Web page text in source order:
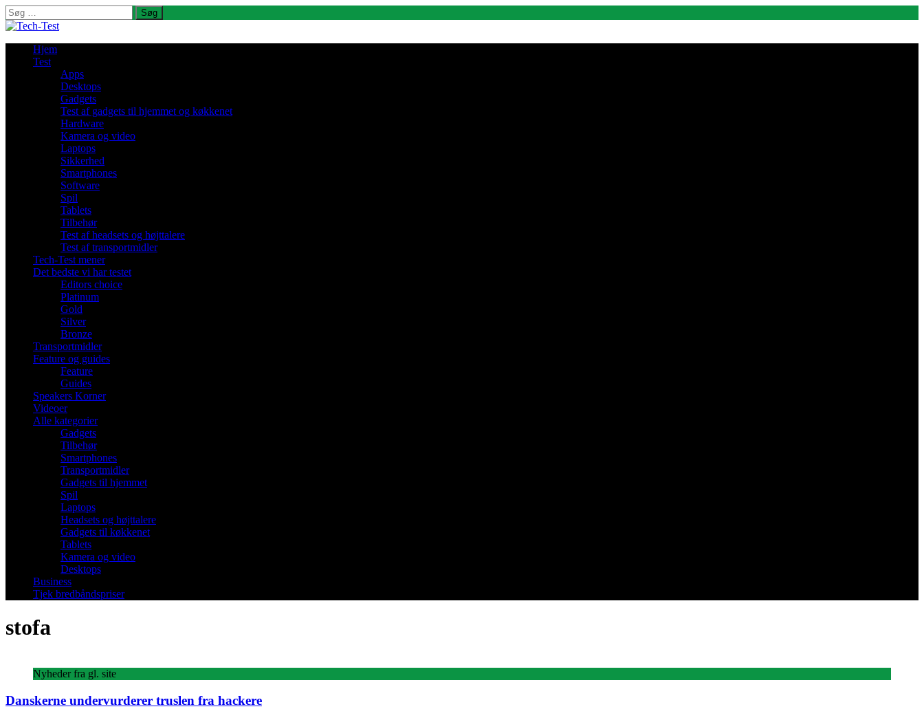
Søg
efter:
Hjem
Test
Apps
Desktops
Gadgets
Test af gadgets til hjemmet og køkkenet
Hardware
Kamera og video
Laptops
Sikkerhed
Smartphones
Software
Spil
Tablets
Tilbehør
Test af headsets og højttalere
Test af transportmidler
Tech-Test mener
Det bedste vi har testet
Editors choice
Platinum
Gold
Silver
Bronze
Transportmidler
Feature og guides
Feature
Guides
Speakers Korner
Videoer
Alle kategorier
Gadgets
Tilbehør
Smartphones
Transportmidler
Gadgets til hjemmet
Spil
Laptops
Headsets og højttalere
Gadgets til køkkenet
Tablets
Kamera og video
Desktops
Business
Tjek bredbåndspriser
stofa
Nyheder fra gl. site
Danskerne undervurderer truslen fra hackere